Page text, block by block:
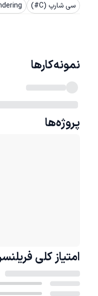
سی شارپ (C#)
نمونه‌کارها
پروژه‌ها
امتیاز کلی